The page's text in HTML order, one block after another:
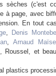
sèches (c'est
à page, avec
En tout
Denis
Arnaud
Roussel, et
plastics